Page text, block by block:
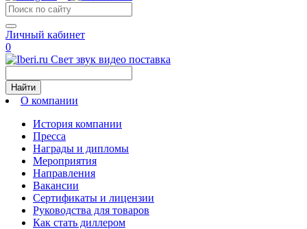
Личный кабинет
0
Свет звук видео поставка
Найти
О компании
История компании
Пресса
Награды и дипломы
Мероприятия
Направления
Вакансии
Сертификаты и лицензии
Руководства для товаров
Как стать диллером